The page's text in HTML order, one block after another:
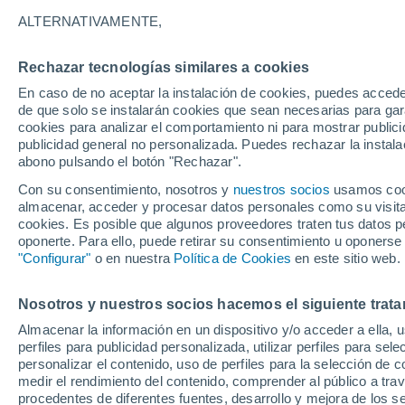
ALTERNATIVAMENTE,
Rechazar tecnologías similares a cookies
En caso de no aceptar la instalación de cookies, puedes
de que solo se instalarán cookies que sean necesarias para
cookies para analizar el comportamiento ni para mostrar
publicidad general no personalizada. Puedes rechazar la
abono pulsando el botón "Rechazar".
Con su consentimiento, nosotros y nuestros socios usamos
almacenar, acceder y procesar datos personales como su
cookies. Es posible que algunos proveedores traten tus datos
oponerte. Para ello, puede retirar su consentimiento u
"Configurar" o en nuestra Política de Cookies en este sitio web.
Nosotros y nuestros socios hacemos el siguiente
Almacenar la información en un dispositivo y/o acceder a
perfiles para publicidad personalizada, utilizar perfiles para
personalizar el contenido, uso de perfiles para la selección de
medir el rendimiento del contenido, comprender al público a
procedentes de diferentes fuentes, desarrollo y mejora de los
22°
Sensación de 25°
15-35
Llega una vaguada
fuertes y granizo en España
El Tiempo 1 - 7 días Por horas Actualidad Mapa
Hoy
8 Ago
Mañana
9 Ago
Lunes
10 Ago